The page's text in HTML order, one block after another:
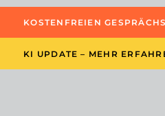
KOSTENFREIEN
KI UPDATE – MEHR